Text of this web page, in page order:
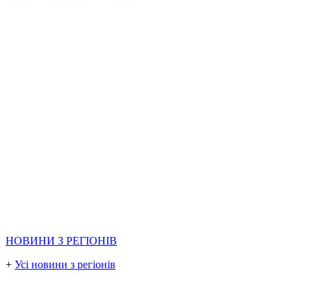
НОВИНИ З РЕГІОНІВ
+ Усі новини з регіонів